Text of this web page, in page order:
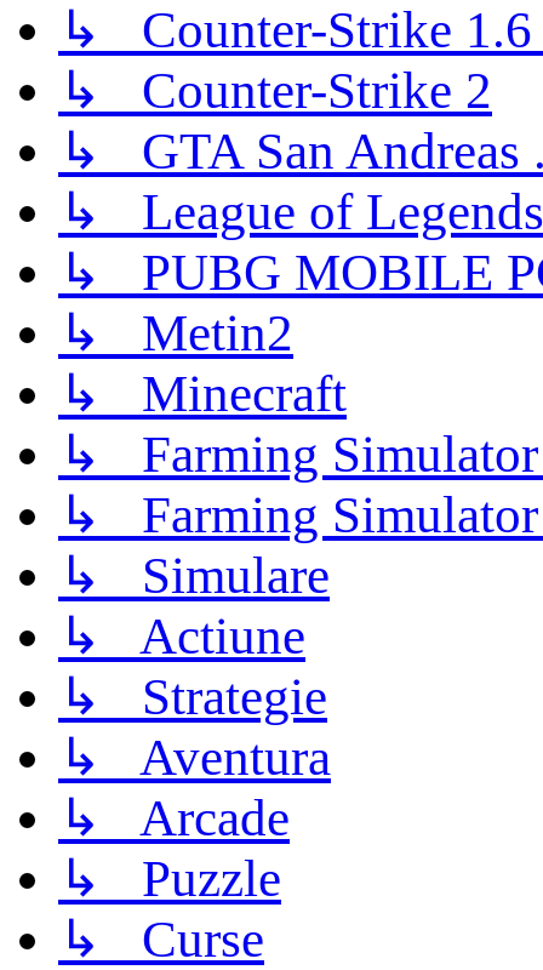
↳ Counter-Strike 1.6
↳ Counter-Strike 2
↳ GTA San Andreas
↳ League of Legends
↳ PUBG MOBILE
↳ Metin2
↳ Minecraft
↳ Farming
↳ Farming
↳ Simulare
↳ Actiune
↳ Strategie
↳ Aventura
↳ Arcade
↳ Puzzle
↳ Curse